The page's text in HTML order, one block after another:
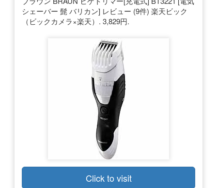
シェーバー 髭 バリカン] レビュー (9件) 楽天ビック
（ビックカメラ×楽天）. 3,829円.
Click to visit